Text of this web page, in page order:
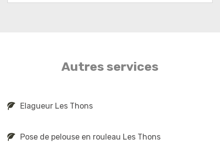
Autres services
Elagueur Les Thons
Pose de pelouse en rouleau Les Thons